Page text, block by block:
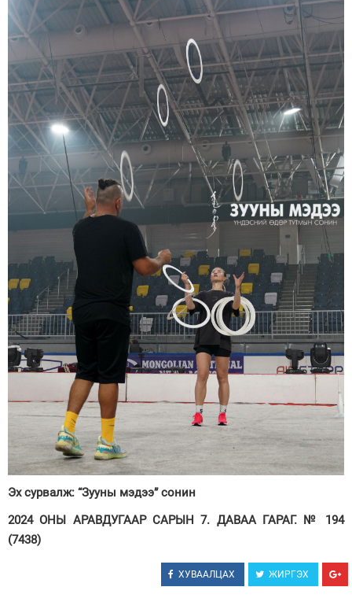
Эх сурвалж: “Зууны мэдээ” сонин
2024 ОНЫ АРАВДУГААР САРЫН 7. ДАВАА ГАРАГ. № 194
(7438)
ХУВААЛЦАХ ЖИРГЭХ